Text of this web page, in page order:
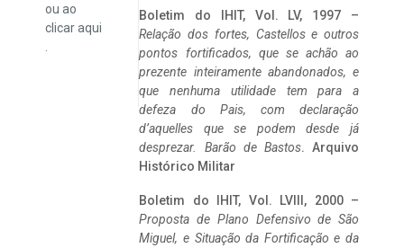
ou ao
clicaraqui
Boletim do IHIT, Vol. LV, 1997 –
Relação dos fortes, Castellos e outros
pontos fortificados, que se achão ao
prezente inteiramente abandonados, e
que nenhuma utilidade tem para a
defeza do Pais, com declaração
d’aquelles que se podem desde já
desprezar. Barão de Bastos. Arquivo
Histórico Militar
Boletim do IHIT, Vol. LVIII, 2000 –
Proposta de Plano Defensivo de São
Miguel, e Situação da Fortificação e da